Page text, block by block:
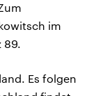
im
89.
Es folgen